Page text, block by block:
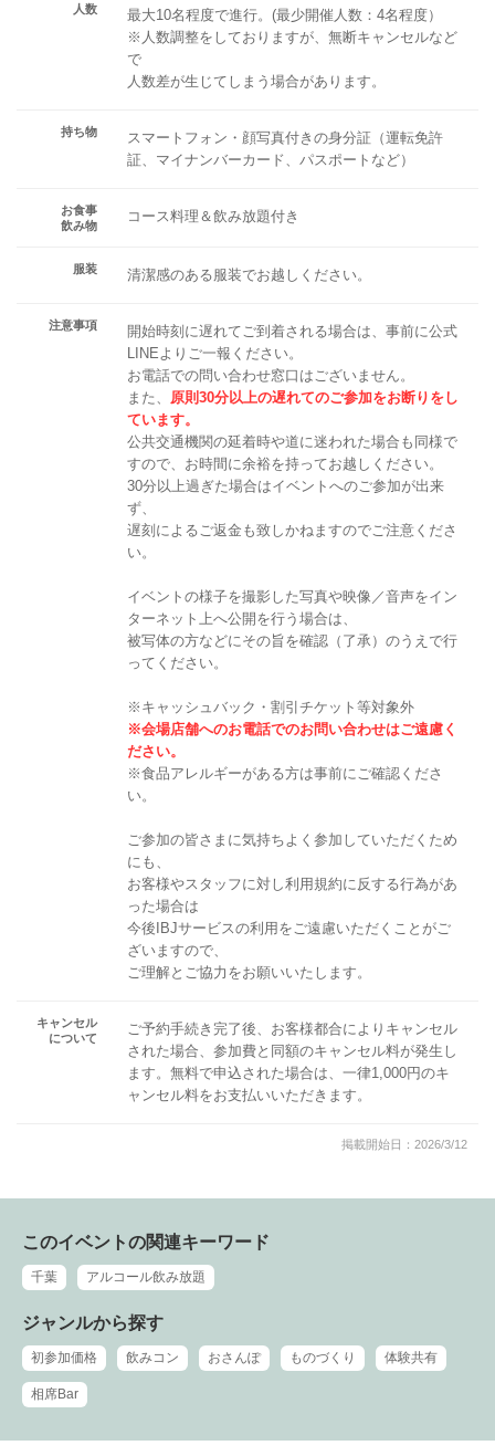
人数
最大10名程度で進行。(最少開催人数：4名程度）
※人数調整をしておりますが、無断キャンセルなど
で
人数差が生じてしまう場合があります。
持ち物
スマートフォン・顔写真付きの身分証（運転免許
証、マイナンバーカード、パスポートなど）
お食事
飲み物
コース料理＆飲み放題付き
服装 清潔感のある服装でお越しください。
注意事項
開始時刻に遅れてご到着される場合は、事前に公式
LINEよりご一報ください。
お電話での問い合わせ窓口はございません。
また、 原則30分以上の遅れてのご参加をお断りをし
ています。
公共交通機関の延着時や道に迷われた場合も同様で
すので、お時間に余裕を持ってお越しください。
30分以上過ぎた場合はイベントへのご参加が出来
ず、
遅刻によるご返金も致しかねますのでご注意くださ
い。
イベントの様子を撮影した写真や映像／音声をイン
ターネット上へ公開を行う場合は、
被写体の方などにその旨を確認（了承）のうえで行
ってください。
※キャッシュバック・割引チケット等対象外
※会場店舗へのお電話でのお問い合わせはご遠慮く
ださい。
※食品アレルギーがある方は事前にご確認くださ
い。
ご参加の皆さまに気持ちよく参加していただくため
にも、
お客様やスタッフに対し利用規約に反する行為があ
った場合は
今後IBJサービスの利用をご遠慮いただくことがご
ざいますので、
ご理解とご協力をお願いいたします。
キャンセル
について
ご予約手続き完了後、お客様都合によりキャンセル
された場合、参加費と同額のキャンセル料が発生し
ます。無料で申込された場合は、一律1,000円のキ
ャンセル料をお支払いいただきます。
掲載開始日：2026/3/12
このイベントの関連キーワード
千葉 アルコール飲み放題
ジャンルから探す
初参加価格 飲みコン おさんぽ ものづくり 体験共有
相席Bar